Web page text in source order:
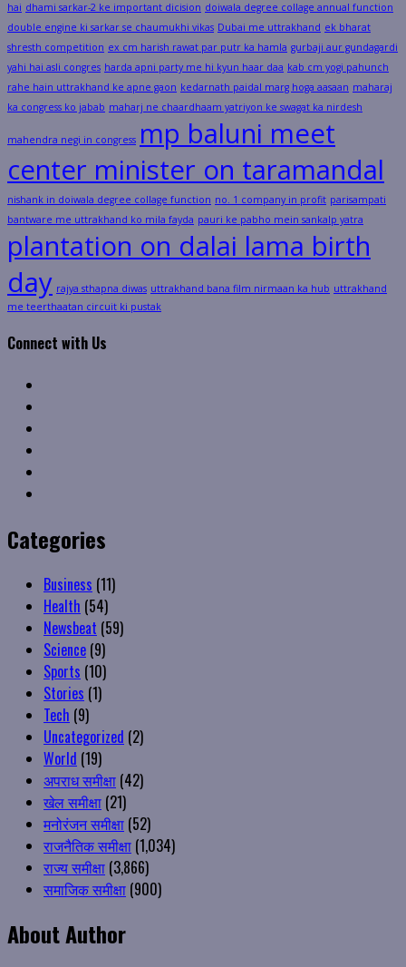
hai dhami sarkar-2 ke important dicision doiwala degree collage annual function
double engine ki sarkar se chaumukhi vikas Dubai me uttrakhand ek bharat
shresth competition ex cm harish rawat par putr ka hamla gurbaji aur gundagardi
yahi hai asli congres harda apni party me hi kyun haar daa kab cm yogi pahunch
rahe hain uttrakhand ke apne gaon kedarnath paidal marg hoga aasaan maharaj
ka congress ko jabab maharj ne chaardhaam yatriyon ke swagat ka nirdesh
mahendra negi in congress mp baluni meet
center minister on taramandal
nishank in doiwala degree collage function no. 1 company in profit parisampati
bantware me uttrakhand ko mila fayda pauri ke pabho mein sankalp yatra
plantation on dalai lama birth
day rajya sthapna diwas uttrakhand bana film nirmaan ka hub uttrakhand
me teerthaatan circuit ki pustak
Connect with Us
Categories
Business (11)
Health (54)
Newsbeat (59)
Science (9)
Sports (10)
Stories (1)
Tech (9)
Uncategorized (2)
World (19)
अपराध समीक्षा (42)
खेल समीक्षा (21)
मनोरंजन समीक्षा (52)
राजनैतिक समीक्षा (1,034)
राज्य समीक्षा (3,866)
समाजिक समीक्षा (900)
About Author